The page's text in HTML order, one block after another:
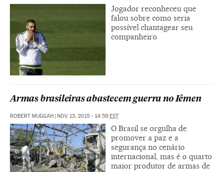
Jogador reconheceu que
falou sobre como seria
possível chantagear seu
companheiro
Armas brasileiras abastecem guerra no Iêmen
ROBERT MUGGAH | NOV 13, 2015 - 14:59 EST
O Brasil se orgulha de
promover a paz e a
segurança no cenário
internacional, mas é o quarto
maior produtor de armas de